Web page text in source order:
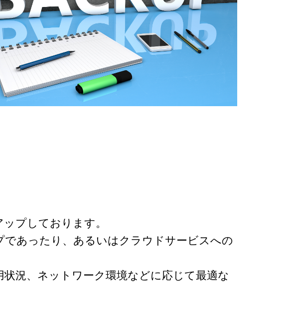
プしております。
あったり、あるいはクラウドサービスへの
況、ネットワーク環境などに応じて最適な